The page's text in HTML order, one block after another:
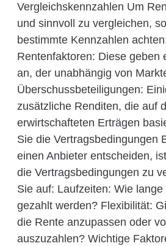
Vergleichskennzahlen Um
und sinnvoll zu vergleichen,
bestimmte Kennzahlen
Rentenfaktoren: Diese geben
an, der unabhängig von
Überschussbeteiligungen:
zusätzliche Renditen, die auf
erwirtschafteten Erträgen
Sie die Vertragsbedingungen
einen Anbieter entscheiden,
die Vertragsbedingungen zu
Sie auf: Laufzeiten: Wie
gezahlt werden? Flexibilität:
die Rente anzupassen oder
auszuzahlen? Wichtige